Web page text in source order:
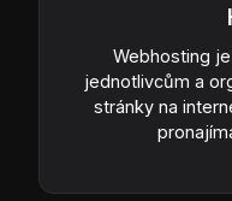
Webhosting
jednotlivcům a
stránky na